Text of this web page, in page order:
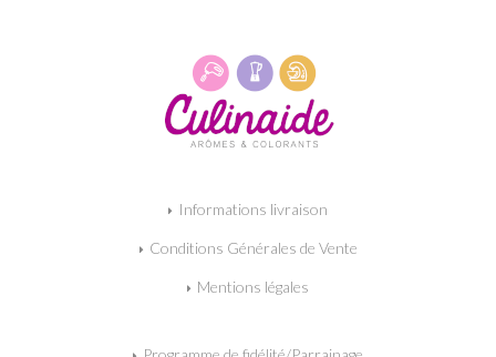
Informations livraison
Conditions Générales de Vente
Mentions légales